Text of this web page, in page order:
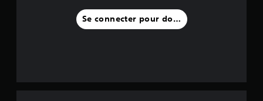
Se connecter pour donner un avis